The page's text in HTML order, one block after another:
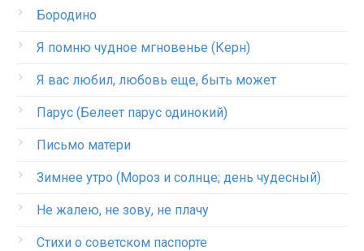
Бородино
Я помню чудное мгновенье (Керн)
Я вас любил, любовь еще, быть может
Парус (Белеет парус одинокий)
Письмо матери
Зимнее утро (Мороз и солнце; день чудесный)
Не жалею, не зову, не плачу
Стихи о советском паспорте